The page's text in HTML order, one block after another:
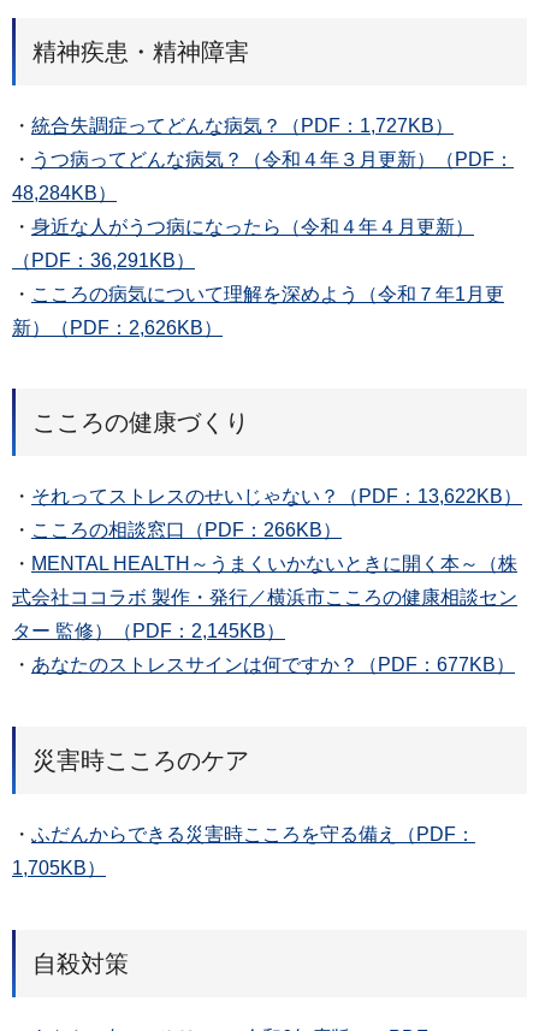
精神疾患・精神障害
・ 統合失調症ってどんな病気？（PDF：1,727KB）
・ うつ病ってどんな病気？（令和４年３月更新）（PDF：
48,284KB）
・ 身近な人がうつ病になったら（令和４年４月更新）
（PDF：36,291KB）
・ こころの病気について理解を深めよう（令和７年1月更
新）（PDF：2,626KB）
こころの健康づくり
・ それってストレスのせいじゃない？（PDF：13,622KB）
・ こころの相談窓口（PDF：266KB）
・ MENTAL HEALTH～うまくいかないときに開く本～（株
式会社ココラボ 製作・発行／横浜市こころの健康相談セン
ター 監修）（PDF：2,145KB）
・ あなたのストレスサインは何ですか？（PDF：677KB）
災害時こころのケア
・ ふだんからできる災害時こころを守る備え（PDF：
1,705KB）
自殺対策